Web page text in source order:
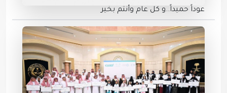
عوداً حميداً..و كل عام وأنتم بخير